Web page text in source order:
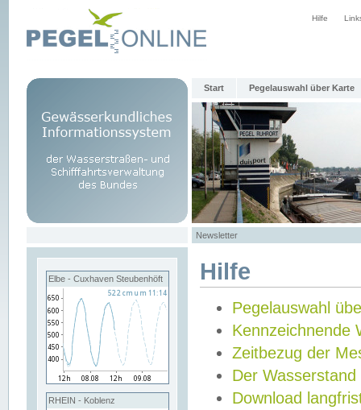
Hilfe
Start Pegelauswahl über Karte
Newsletter
Elbe - Cuxhaven Steubenhöft
RHEIN - Koblenz
Hilfe
Pegelauswahl
Kennzeichnende
Zeitbezug der
Der Wasserstand
Download